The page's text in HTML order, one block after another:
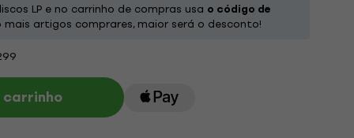
LP e no carrinho de compras usa o código de
artigos comprares, maior será o desconto!